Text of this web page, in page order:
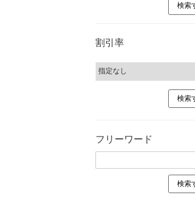
割引率
フリーワード